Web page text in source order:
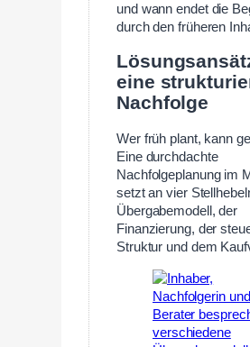
und wann endet die
durch den früheren
eine
Nachfolge
Wer früh plant, kann
Eine durchdachte
Nachfolgeplanung im
setzt an vier
Übergabemodell, der
Finanzierung, der
Struktur und dem